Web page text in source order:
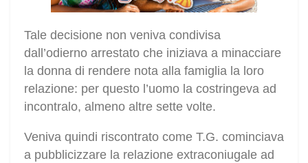
Tale decisione non veniva condivisa
dall’odierno arrestato che iniziava a minacciare
la donna di rendere nota alla famiglia la loro
relazione: per questo l’uomo la costringeva ad
incontralo, almeno altre sette volte.
Veniva quindi riscontrato come T.G. cominciava
a pubblicizzare la relazione extraconiugale ad